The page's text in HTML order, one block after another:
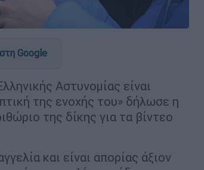
Google
Αστυνομίας είναι
της ενοχής του» δήλωσε η
της δίκης για τα βίντεο
και είναι απορίας άξιον